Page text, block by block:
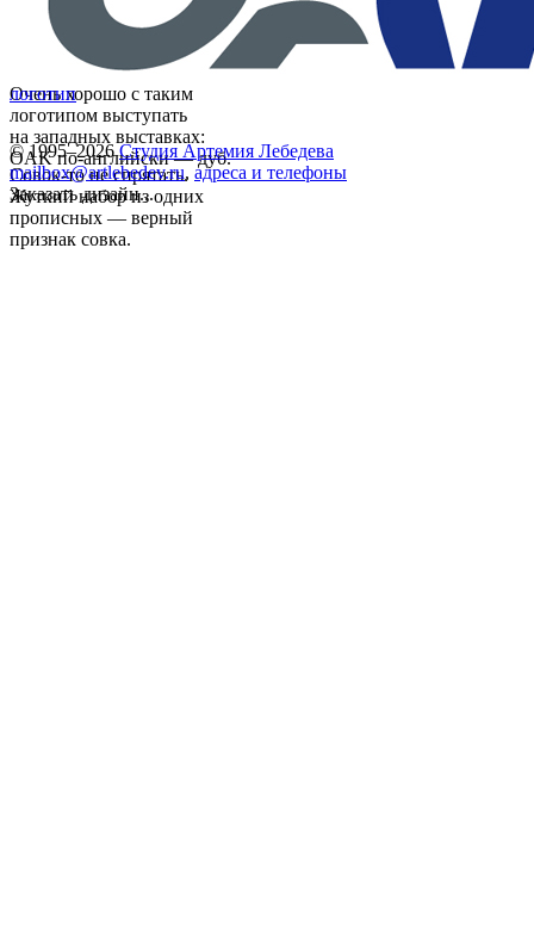
Очень хорошо с таким
логотипом выступать
на западных выставках:
OAK по-английски — дуб.
Совок-то не спрятать.
Жуткий набор из одних
прописных — верный
признак совка.
логотип
© 1995–2026 Студия Артемия Лебедева
mailbox@artlebedev.ru, адреса и телефоны
Заказать дизайн...